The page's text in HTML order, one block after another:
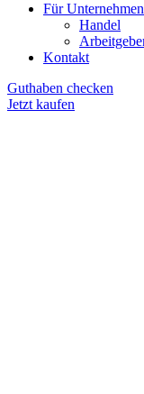
Für Unternehmen
Handel
Kontakt
Guthaben checken
Jetzt kaufen